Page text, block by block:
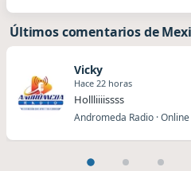
Últimos comentarios de
Vicky
Hace 22 horas
Hollliiiissss
Andromeda Radio ·